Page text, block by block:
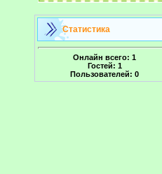
Статистика
Онлайн всего: 1
Гостей: 1
Пользователей: 0